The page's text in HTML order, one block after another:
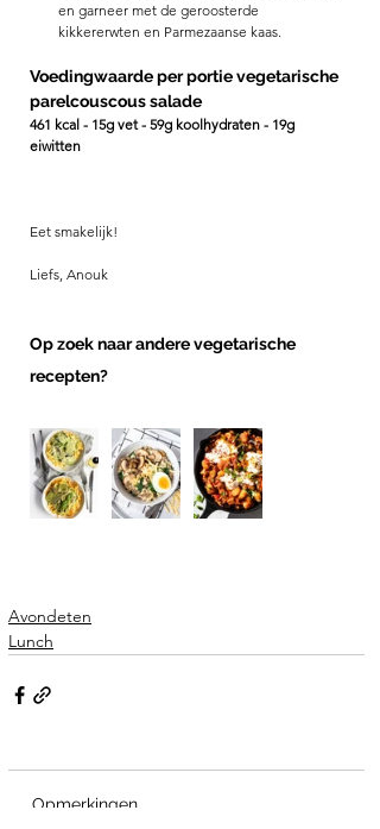
en garneer met de geroosterde
kikkererwten en Parmezaanse kaas.
Voedingwaarde per portie vegetarische
parelcouscous salade
461 kcal - 15g vet - 59g koolhydraten - 19g
eiwitten
Eet smakelijk!
Liefs, Anouk
Op zoek naar andere vegetarische
recepten?
Avondeten
Lunch
Opmerkingen